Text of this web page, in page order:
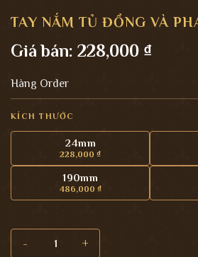
TAY NẮM TỦ ĐỒNG VÀ
Giá bán: 228,000 ₫
Hàng Order
KÍCH THƯỚC
24mm
228,000₫
190mm
486,000₫